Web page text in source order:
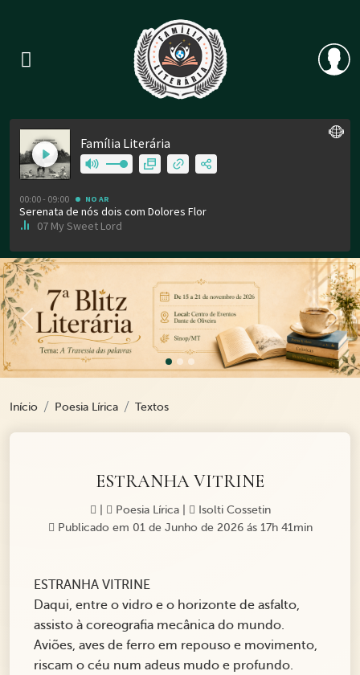
Previous
Início Poesia Lírica Textos
ESTRANHA VITRINE
Poesia Lírica
Isolti Cossetin
Publicado em 01 de Junho de 2026 ás 17h 41min
ESTRANHA VITRINE
Daqui, entre o vidro e o horizonte de asfalto,
assisto à coreografia mecânica do mundo.
Aviões, aves de ferro em repouso e movimento,
riscam o céu num adeus mudo e profundo.